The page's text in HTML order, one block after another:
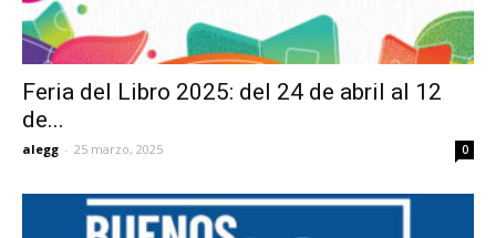
Feria del Libro 2025: del 24 de abril al 12
de...
alegg - 25 marzo, 2025 0